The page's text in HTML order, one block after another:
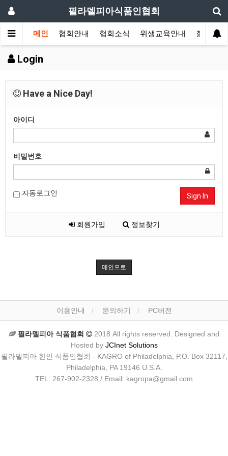
필라델피아식품인협회
메인 협회안내 협회소식 위생교육안내 질의답변
Login
Have a Nice Day!
아이디
비밀번호
자동로그인 Sign In
회원가입 정보찾기
메인으로
이용안내 문의하기 PC버전
필라델피아 식품협회
2018 All rights reserved. Designed and
Hosted by JCInet Solutions
필라델피아 한인 식품인협회 - KAGRO of Philadelphia, P.O. Box 32117,
Philadelphia, PA 19146 U.S.A.
TEL: 267-902-2328 / Email: kagropa@gmail.com